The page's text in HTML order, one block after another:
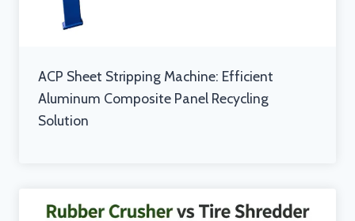
ACP Sheet Stripping Machine: Efficient
Aluminum Composite Panel Recycling
Solution